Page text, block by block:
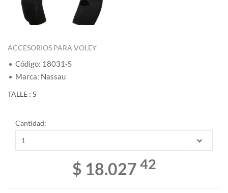
ACCESORIOS PARA VOLEY
Código: 18031-S
Marca: Nassau
TALLE : S
Cantidad:
$ 18.027 42